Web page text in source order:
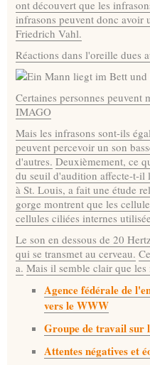
ont découvert que les
infrasons peuvent donc avoir
Friedrich Vahl.
Réactions dans l'oreille dues
Certaines personnes peuvent
IMAGO
Mais les infrasons sont-ils
peuvent percevoir un son
d'autres. Deuxièmement, ce
du seuil d'audition affecte-t-il
à St. Louis, a fait une étude
gorge montrent que les
cellules ciliées internes
Le son en dessous de 20
qui se transmet au cerveau.
a. Mais il semble clair que
Agence fédérale de
vers le WWW
Groupe de travail sur
Attentes négatives et